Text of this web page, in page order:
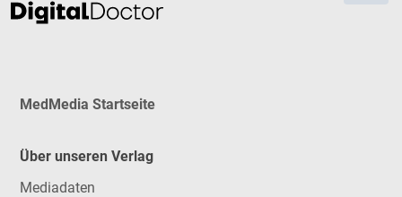
MedMedia Startseite
Über unseren Verlag
Mediadaten